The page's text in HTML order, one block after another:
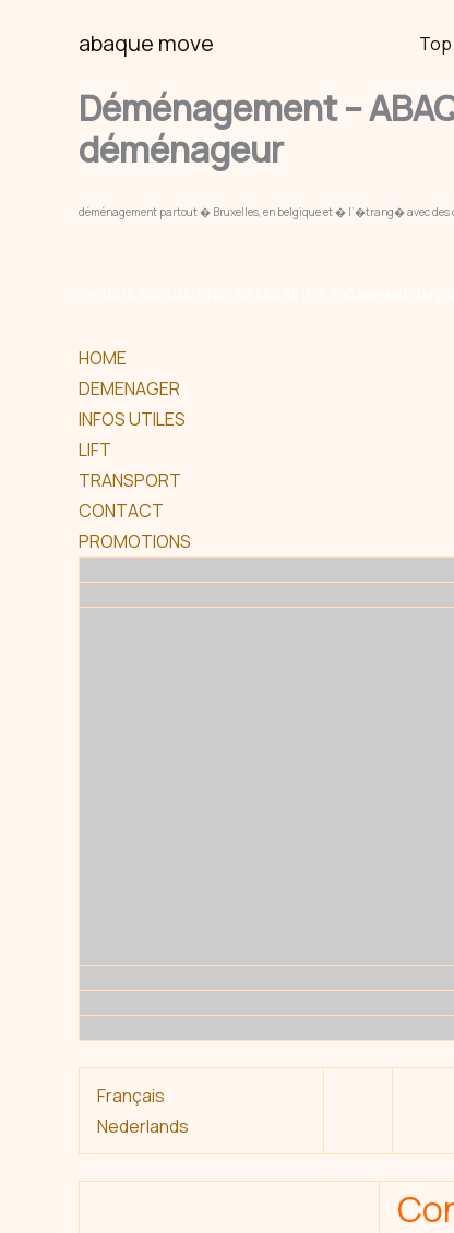
abaque move
Déménagement –
déménageur
déménagement partout � Bruxelles, en belgique et � l’�trang� avec des
HOME
DEMENAGER
INFOS UTILES
LIFT
TRANSPORT
CONTACT
PROMOTIONS
Français
Nederlands